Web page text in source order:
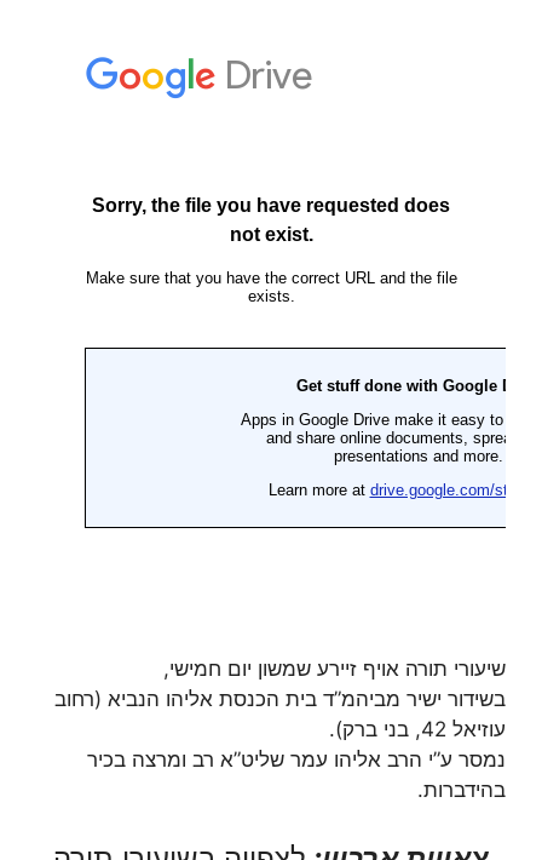
שיעורי תורה אויף זיירע שמשון יום חמישי,
בשידור ישיר מביהמ”ד בית הכנסת אליהו הנביא (רחוב
עוזיאל 42, בני ברק).
נמסר ע”י הרב אליהו עמר שליט”א רב ומרצה בכיר
בהידברות.